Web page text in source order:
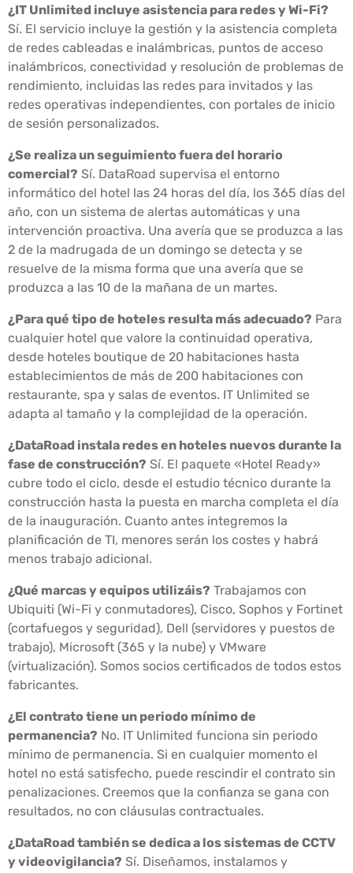
¿IT Unlimited incluye asistencia para redes y Wi-Fi?
Sí. El servicio incluye la gestión y la asistencia completa
de redes cableadas e inalámbricas, puntos de acceso
inalámbricos, conectividad y resolución de problemas de
rendimiento, incluidas las redes para invitados y las
redes operativas independientes, con portales de inicio
de sesión personalizados.
¿Se realiza un seguimiento fuera del horario
comercial? Sí. DataRoad supervisa el entorno
informático del hotel las 24 horas del día, los 365 días del
año, con un sistema de alertas automáticas y una
intervención proactiva. Una avería que se produzca a las
2 de la madrugada de un domingo se detecta y se
resuelve de la misma forma que una avería que se
produzca a las 10 de la mañana de un martes.
¿Para qué tipo de hoteles resulta más adecuado? Para
cualquier hotel que valore la continuidad operativa,
desde hoteles boutique de 20 habitaciones hasta
establecimientos de más de 200 habitaciones con
restaurante, spa y salas de eventos. IT Unlimited se
adapta al tamaño y la complejidad de la operación.
¿DataRoad instala redes en hoteles nuevos durante la
fase de construcción? Sí. El paquete «Hotel Ready»
cubre todo el ciclo, desde el estudio técnico durante la
construcción hasta la puesta en marcha completa el día
de la inauguración. Cuanto antes integremos la
planificación de TI, menores serán los costes y habrá
menos trabajo adicional.
¿Qué marcas y equipos utilizáis? Trabajamos con
Ubiquiti (Wi-Fi y conmutadores), Cisco, Sophos y Fortinet
(cortafuegos y seguridad), Dell (servidores y puestos de
trabajo), Microsoft (365 y la nube) y VMware
(virtualización). Somos socios certificados de todos estos
fabricantes.
¿El contrato tiene un periodo mínimo de
permanencia? No. IT Unlimited funciona sin periodo
mínimo de permanencia. Si en cualquier momento el
hotel no está satisfecho, puede rescindir el contrato sin
penalizaciones. Creemos que la confianza se gana con
resultados, no con cláusulas contractuales.
¿DataRoad también se dedica a los sistemas de CCTV
y videovigilancia? Sí. Diseñamos, instalamos y